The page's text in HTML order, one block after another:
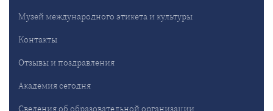
Музей международного этикета и культуры
Контакты
Отзывы и поздравления
Академия сегодня
Сведения об образовательной организации